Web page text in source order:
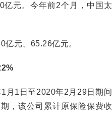
亿元。今年前2个月，中国太
元、65.26亿元。
1日至2020年2月29日期间
，该公司累计原保险保费收